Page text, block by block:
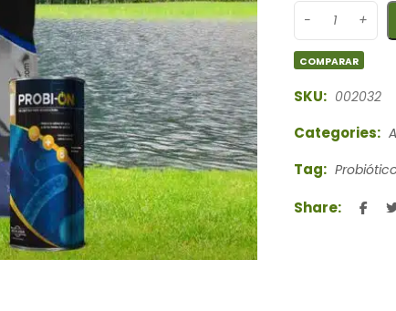
COMPARAR
SKU: 002032
Categories:
Tag:
Share: